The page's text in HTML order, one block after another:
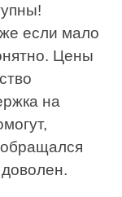
если мало
Цены
на
обращался